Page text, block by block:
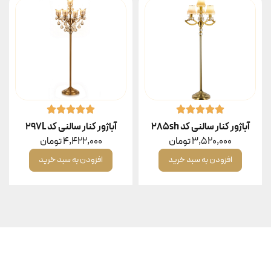
آباژور کنار سالنی کد 285sh
3,520,000تومان
افزودن به سبد خرید
آباژور کنار سالنی کد 297L
4,422,000تومان
افزودن به سبد خرید